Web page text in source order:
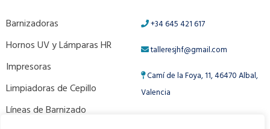
Barnizadoras
Hornos UV y Lámparas HR
Impresoras
Limpiadoras de Cepillo
Líneas de Barnizado
+34 645 421 617
talleresjhf@gmail.com
Camí de la Foya, 11, 46470 Albal,
Valencia